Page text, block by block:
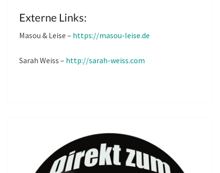
Externe Links:
Masou & Leise – https://masou-leise.de
Sarah Weiss – http://sarah-weiss.com